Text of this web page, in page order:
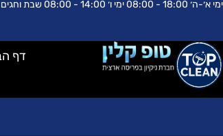
לתוכן
דילוג
ימי א׳-ה׳ 18:00 - 08:00 ימי ו׳ 14:00 - 08:00 שבת וחגים: סגור
דף